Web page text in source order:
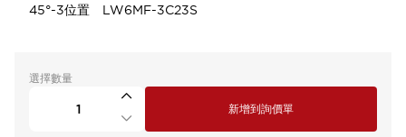
45°-3位置 LW6MF-3C23S
選擇數量
新增到詢價單